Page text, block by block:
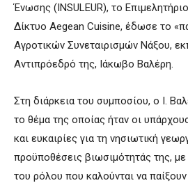
Ένωσης (INSULEUR), το
Δίκτυο Aegean Cuisine, έδωσε το
Αγροτικών Συνεταιρισμών Νάξου,
Αντιπρόεδρό της, Ιάκωβο Βαλέρη.
Στη διάρκεια του συμποσίου, ο Ι.
το θέμα της οποίας ήταν οι
και ευκαιρίες για τη νησιωτική
προϋποθέσεις βιωσιμότητάς της, με
του ρόλου που καλούνται να